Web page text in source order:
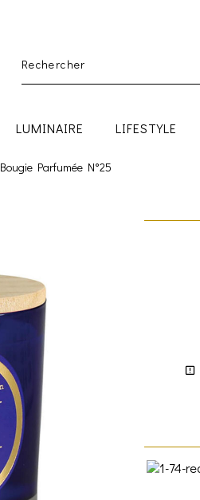
LUMINAIRE LIFESTYLE
Bougie Parfumée N°25